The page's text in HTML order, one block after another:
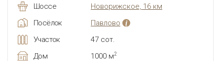
Шоссе
Новорижское, 16 км
Посёлок
Павлово i
Участок
47 сот.
Дом
1000 м2